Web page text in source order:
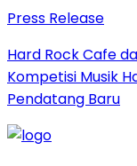
Press Release
Hard Rock Cafe
Kompetisi Musik
Pendatang Baru